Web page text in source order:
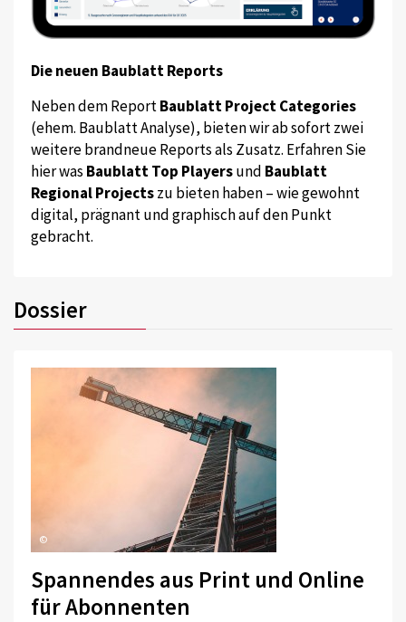
Die neuen Baublatt Reports
Neben dem ReportBaublatt Project Categories
(ehem. Baublatt Analyse), bieten wir ab sofort zwei
weitere brandneue Reports als Zusatz. Erfahren Sie
hier was Baublatt Top Playersund Baublatt
Regional Projectszu bieten haben – wie gewohnt
digital, prägnant und graphisch auf den Punkt
gebracht.
Dossier
©
Spannendes aus Print und Online
für Abonnenten